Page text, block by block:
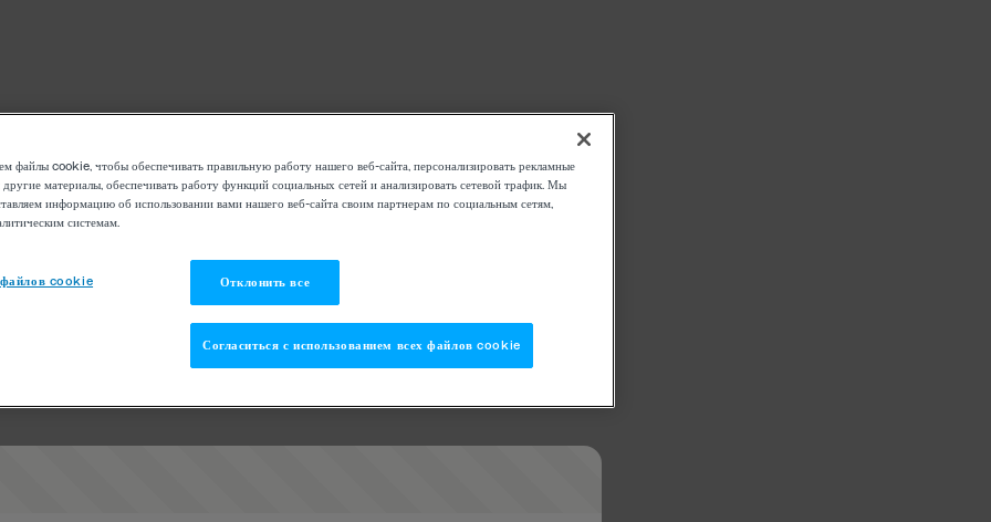
файлы cookie, чтобы обеспечивать правильную работу нашего веб-сайта, персонализировать рекламные
другие материалы, обеспечивать работу функций социальных сетей и анализировать сетевой трафик. Мы
информацию об использовании вами нашего веб-сайта своим партнерам по социальным сетям,
системам.
cookie Отклонить все
Согласиться с использованием всех файлов cookie